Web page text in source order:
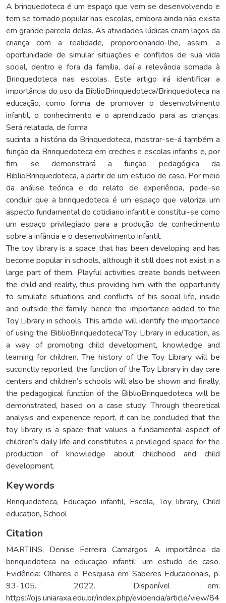
A brinquedoteca é um espaço que vem se desenvolvendo e
tem se tornado popular nas escolas, embora ainda não exista
em grande parcela delas. As atividades lúdicas criam laços da
criança com a realidade, proporcionando-lhe, assim, a
oportunidade de simular situações e conflitos de sua vida
social, dentro e fora da família, daí a relevância somada à
Brinquedoteca nas escolas. Este artigo irá identificar a
importância do uso da BiblioBrinquedoteca/Brinquedoteca na
educação, como forma de promover o desenvolvimento
infantil, o conhecimento e o aprendizado para as crianças.
Será relatada, de forma
sucinta, a história da Brinquedoteca, mostrar-se-á também a
função da Brinquedoteca em creches e escolas infantis e, por
fim, se demonstrará a função pedagógica da
BiblioBrinquedoteca, a partir de um estudo de caso. Por meio
da análise teórica e do relato de experiência, pode-se
concluir que a brinquedoteca é um espaço que valoriza um
aspecto fundamental do cotidiano infantil e constitui-se como
um espaço privilegiado para a produção de conhecimento
sobre a infância e o desenvolvimento infantil.
The toy library is a space that has been developing and has
become popular in schools, although it still does not exist in a
large part of them. Playful activities create bonds between
the child and reality, thus providing him with the opportunity
to simulate situations and conflicts of his social life, inside
and outside the family, hence the importance added to the
Toy Library in schools. This article will identify the importance
of using the BiblioBrinquedoteca/Toy Library in education, as
a way of promoting child development, knowledge and
learning for children. The history of the Toy Library will be
succinctly reported, the function of the Toy Library in day care
centers and children’s schools will also be shown and finally,
the pedagogical function of the BiblioBrinquedoteca will be
demonstrated, based on a case study. Through theoretical
analysis and experience report, it can be concluded that the
toy library is a space that values a fundamental aspect of
children’s daily life and constitutes a privileged space for the
production of knowledge about childhood and child
development.
Keywords
Brinquedoteca, Educação infantil, Escola,Toy library, Child
education, School
Citation
MARTINS, Denise Ferreira Camargos. A importância da
brinquedoteca na educação infantil: um estudo de caso.
Evidência: Olhares e Pesquisa em Saberes Educacionais, p.
93-105. 2022. Disponível em:
https://ojs.uniaraxa.edu.br/index.php/evidencia/article/view/84